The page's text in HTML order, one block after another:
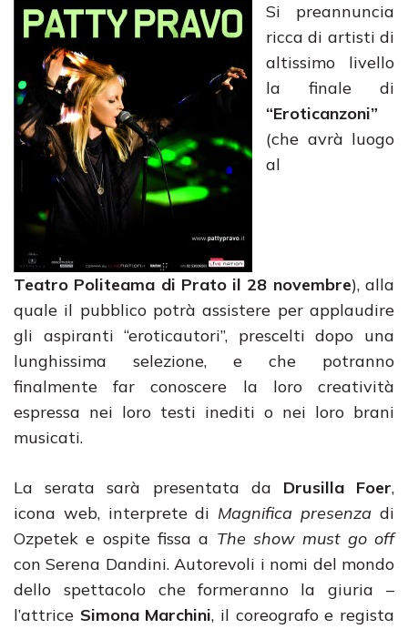
Si preannuncia
ricca di artisti di
altissimo livello
la finale di
“Eroticanzoni”
(che avrà luogo
al
Teatro Politeama di Prato il 28 novembre), alla
quale il pubblico potrà assistere per applaudire
gli aspiranti “eroticautori”, prescelti dopo una
lunghissima selezione, e che potranno
finalmente far conoscere la loro creatività
espressa nei loro testi inediti o nei loro brani
musicati.
La serata sarà presentata da Drusilla Foer,
icona web, interprete di Magnifica presenza di
Ozpetek e ospite fissa a The show must go off
con Serena Dandini. Autorevoli i nomi del mondo
dello spettacolo che formeranno la giuria –
l’attrice Simona Marchini, il coreografo e regista